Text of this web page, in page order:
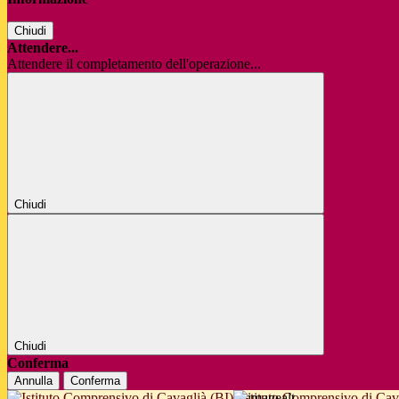
Chiudi
Attendere...
Attendere il completamento dell'operazione...
Chiudi
Chiudi
Conferma
Annulla Conferma